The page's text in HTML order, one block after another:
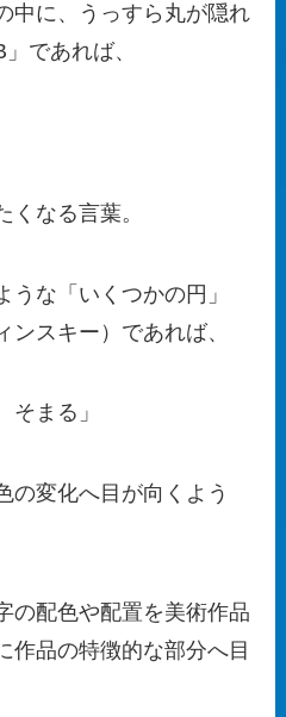
中に、うっすら丸が隠れ
であれば、
くなる言葉。
うな「いくつかの円」
ンスキー）であれば、
まる」
の変化へ目が向くよう
の配色や配置を美術作品
作品の特徴的な部分へ目